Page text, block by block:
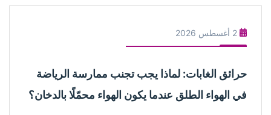
2 أغسطس 2026
حرائق الغابات: لماذا يجب تجنب ممارسة الرياضة
في الهواء الطلق عندما يكون الهواء محمّلًا بالدخان؟